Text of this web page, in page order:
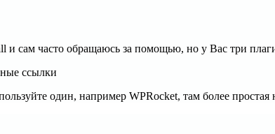
и сам часто обращаюсь за помощью, но у Вас три
ссылки
один, например WPRocket, там более